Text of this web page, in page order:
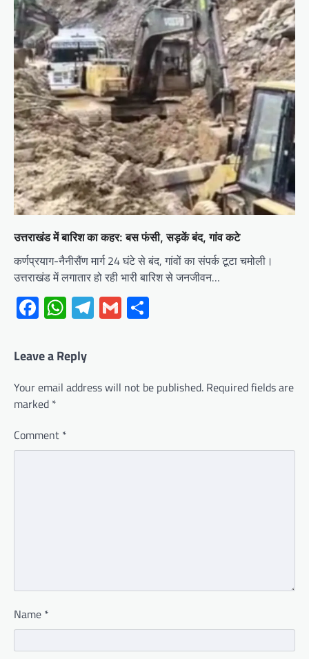
उत्तराखंड में बारिश का कहर: बस फंसी, सड़कें बंद, गांव कटे
कर्णप्रयाग-नैनीसैंण मार्ग 24 घंटे से बंद, गांवों का संपर्क टूटा चमोली।
उत्तराखंड में लगातार हो रही भारी बारिश से जनजीवन…
Facebook
WhatsApp
Telegram
Gmail
Leave a Reply
Your email address will not be published. Required fields are
marked *
Comment *
Name *